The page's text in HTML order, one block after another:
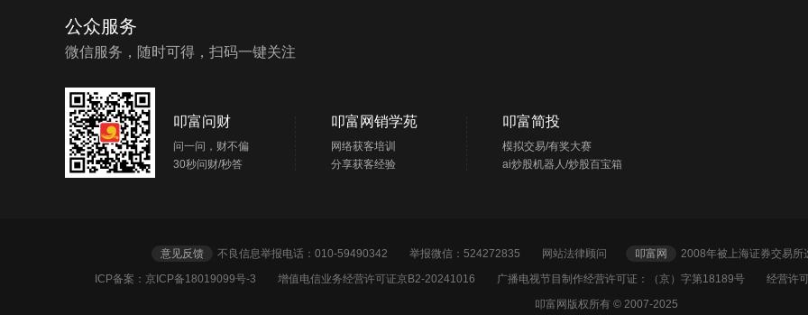
公众服务
微信服务，随时可得，扫码一键关注
叩富问财
问一问，财不偏
30秒问财/秒答
叩富网销学苑
网络获客培训
分享获客经验
叩富简投
模拟交易/有奖大赛
ai炒股机器人/炒股百宝箱
意见反馈 不良信息举报电话：010-59490342 举报微信：524272835 网站法律顾问 叩富网
2008年被上海证券交易
ICP备案：京ICP备18019099号-3
增值电信业务经营许可证京B2-20241016
广播电视节目制作经营许可证：（京）字第18189号 经营
叩富网版权所有 © 2007-2025